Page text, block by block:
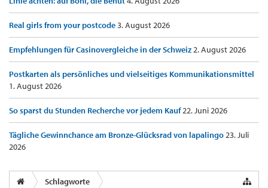
Real girls from your postcode3. August 2026
Empfehlungen für Casinovergleiche in der Schweiz2. August 2026
Postkarten als persönliches und vielseitiges Kommunikationsmittel
1. August 2026
So sparst du Stunden Recherche vor jedem Kauf22. Juni 2026
Tägliche Gewinnchance am Bronze-Glücksrad von lapalingo23. Juli
2026
Schlagworte